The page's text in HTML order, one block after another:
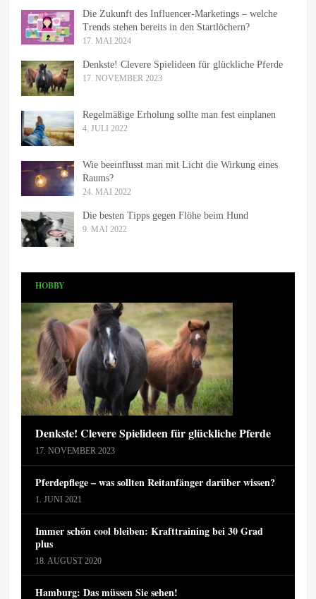
Die Zukunft des Influencer-Marketings – welche
Trends stehen bereits in den Startlöchern?
17. MAI 2024
Denkste! Clevere Spielideen für glückliche Pferde
17. NOVEMBER 2023
Regelmäßige Erholung sollte man fest einplanen
4. JULI 2022
Wie beeinflusst man mit Licht die Wirkung eines
Raums?
24. MAI 2022
Die besten Tipps gegen Flöhe beim Hund
9. MAI 2022
HOBBY
Denkste! Clevere Spielideen für glückliche Pferde
17. NOVEMBER 2023
Pferdepflege – was sollten Reitanfänger darüber wissen?
1. JUNI 2021
Immer schön cool bleiben: Krafttraining bei 30 Grad
plus
18. AUGUST 2020
Hamburg: Das müssen Sie sehen!